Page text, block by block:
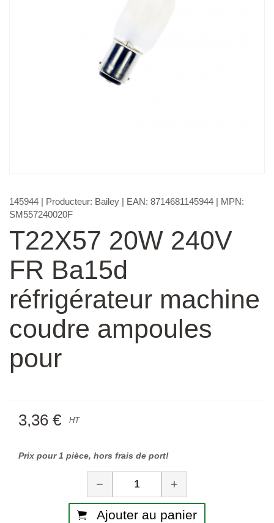
145944 | Producteur: Bailey | EAN: 8714681145944 | MPN:
SM557240020F
T22X57 20W 240V
FR Ba15d
réfrigérateur machine
coudre ampoules
pour
3,36 € HT
Prix pour 1 pièce, hors frais de port!
Quantité
− +
Ajouter au panier